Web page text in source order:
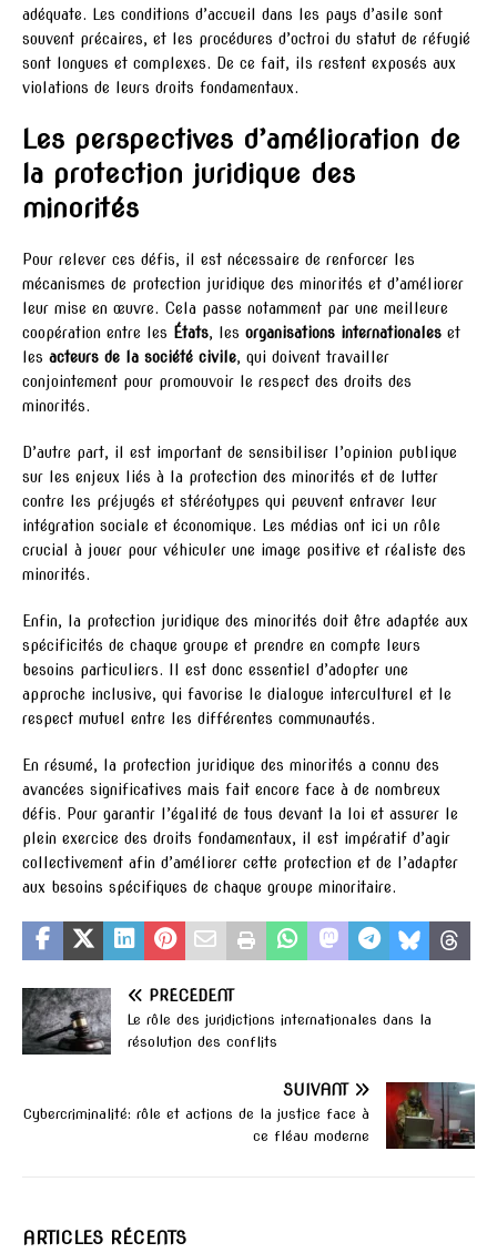
adéquate. Les conditions d’accueil dans les pays d’asile sont
souvent précaires, et les procédures d’octroi du statut de réfugié
sont longues et complexes. De ce fait, ils restent exposés aux
violations de leurs droits fondamentaux.
Les perspectives d’amélioration de
la protection juridique des
minorités
Pour relever ces défis, il est nécessaire de renforcer les
mécanismes de protection juridique des minorités et d’améliorer
leur mise en œuvre. Cela passe notamment par une meilleure
coopération entre les États, les organisations internationales et
les acteurs de la société civile, qui doivent travailler
conjointement pour promouvoir le respect des droits des
minorités.
D’autre part, il est important de sensibiliser l’opinion publique
sur les enjeux liés à la protection des minorités et de lutter
contre les préjugés et stéréotypes qui peuvent entraver leur
intégration sociale et économique. Les médias ont ici un rôle
crucial à jouer pour véhiculer une image positive et réaliste des
minorités.
Enfin, la protection juridique des minorités doit être adaptée aux
spécificités de chaque groupe et prendre en compte leurs
besoins particuliers. Il est donc essentiel d’adopter une
approche inclusive, qui favorise le dialogue interculturel et le
respect mutuel entre les différentes communautés.
En résumé, la protection juridique des minorités a connu des
avancées significatives mais fait encore face à de nombreux
défis. Pour garantir l’égalité de tous devant la loi et assurer le
plein exercice des droits fondamentaux, il est impératif d’agir
collectivement afin d’améliorer cette protection et de l’adapter
aux besoins spécifiques de chaque groupe minoritaire.
PRÉCÉDENT
Le rôle des juridictions internationales dans la
résolution des conflits
SUIVANT
Cybercriminalité: rôle et actions de la justice face à
ce fléau moderne
ARTICLES RÉCENTS